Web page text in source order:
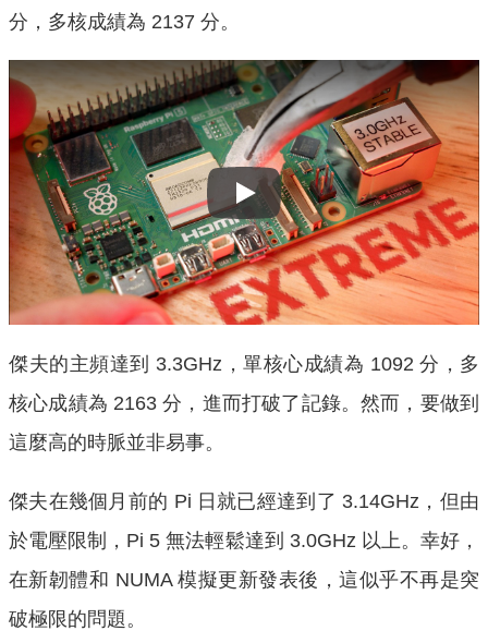
分，多核成績為 2137 分。
Play
傑夫的主頻達到 3.3GHz，單核心成績為 1092 分，多
核心成績為 2163 分，進而打破了記錄。然而，要做到
這麼高的時脈並非易事。
傑夫在幾個月前的 Pi 日就已經達到了 3.14GHz，但由
於電壓限制，Pi 5 無法輕鬆達到 3.0GHz 以上。幸好，
在新韌體和 NUMA 模擬更新發表後，這似乎不再是突
破極限的問題。